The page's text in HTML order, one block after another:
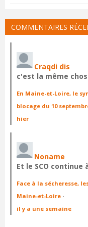
COMMENTAIRES
Craqdi dis
c'est la même
En Maine-et-Loire, le
blocage du 10
hier
Noname
Et le SCO continue
Face à la sécheresse,
Maine-et-Loire ·
il y a une semaine